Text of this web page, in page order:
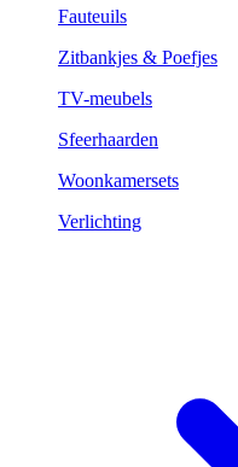
Fauteuils
Zitbankjes & Poefjes
TV-meubels
Sfeerhaarden
Woonkamersets
Verlichting